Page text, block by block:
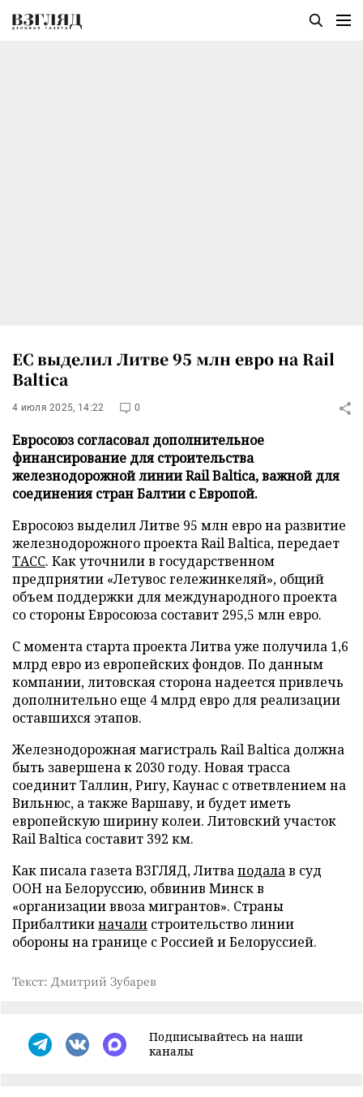
ЕС выделил Литве 95 млн евро на Rail
Baltica
4 июля 2025, 14:22 0
Евросоюз согласовал дополнительное
финансирование для строительства
железнодорожной линии Rail Baltica, важной для
соединения стран Балтии с Европой.
Евросоюз выделил Литве 95 млн евро на развитие
железнодорожного проекта Rail Baltica, передает
ТАСС. Как уточнили в государственном
предприятии «Летувос гележинкеляй», общий
объем поддержки для международного проекта
со стороны Евросоюза составит 295,5 млн евро.
С момента старта проекта Литва уже получила 1,6
млрд евро из европейских фондов. По данным
компании, литовская сторона надеется привлечь
дополнительно еще 4 млрд евро для реализации
оставшихся этапов.
Железнодорожная магистраль Rail Baltica должна
быть завершена к 2030 году. Новая трасса
соединит Таллин, Ригу, Каунас с ответвлением на
Вильнюс, а также Варшаву, и будет иметь
европейскую ширину колеи. Литовский участок
Rail Baltica составит 392 км.
Как писала газета ВЗГЛЯД, Литваподалав суд
ООН на Белоруссию, обвинив Минск в
«организации ввоза мигрантов». Страны
Прибалтикиначали строительство линии
обороны на границе с Россией и Белоруссией.
Текст: Дмитрий Зубарев
Подписывайтесь на наши
каналы